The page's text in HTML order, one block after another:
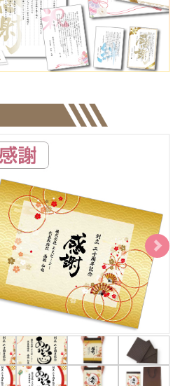
対応可能です。
でお気軽にご相談ください。
み対応。
ーン別に
ます。
ル文章での制作も
とができます。
からお願いします。
に関する件もお気軽にご相談くださ
で対応可能です。
をご支給いただければ、
（送料：600円/件）
やパンフレットなど